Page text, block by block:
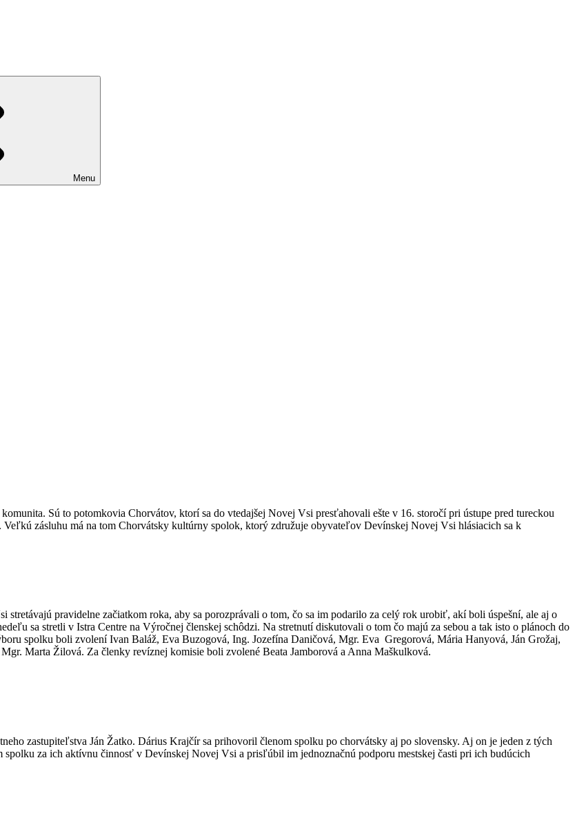
Menu
Sú to potomkovia Chorvátov, ktorí sa do vtedajšej Novej Vsi presťahovali ešte v 16. storočí pri ústupe pred tureckou
zásluhu má na tom Chorvátsky kultúrny spolok, ktorý združuje obyvateľov Devínskej Novej Vsi hlásiacich sa k
pravidelne začiatkom roka, aby sa porozprávali o tom, čo sa im podarilo za celý rok urobiť, akí boli úspešní, ale aj o
sa stretli v Istra Centre na Výročnej členskej schôdzi. Na stretnutí diskutovali o tom čo majú za sebou a tak isto o plánoch do
spolku boli zvolení Ivan Baláž, Eva Buzogová, Ing. Jozefína Daničová, Mgr. Eva Gregorová, Mária Hanyová, Ján Grožaj,
Marta Žilová. Za členky revíznej komisie boli zvolené Beata Jamborová a Anna Maškulková.
zastupiteľstva Ján Žatko. Dárius Krajčír sa prihovoril členom spolku po chorvátsky aj po slovensky. Aj on je jeden z tých
za ich aktívnu činnosť v Devínskej Novej Vsi a prisľúbil im jednoznačnú podporu mestskej časti pri ich budúcich